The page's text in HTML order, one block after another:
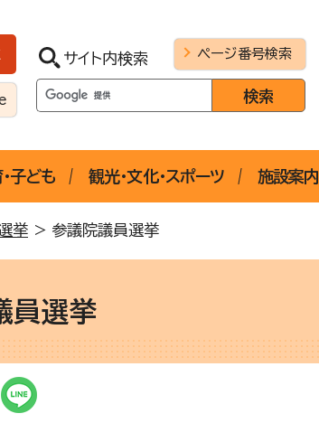
サイト内検索 ページ番号検索
子ども 観光・文化・スポーツ 施設案内
挙 > 参議院議員選挙
員選挙